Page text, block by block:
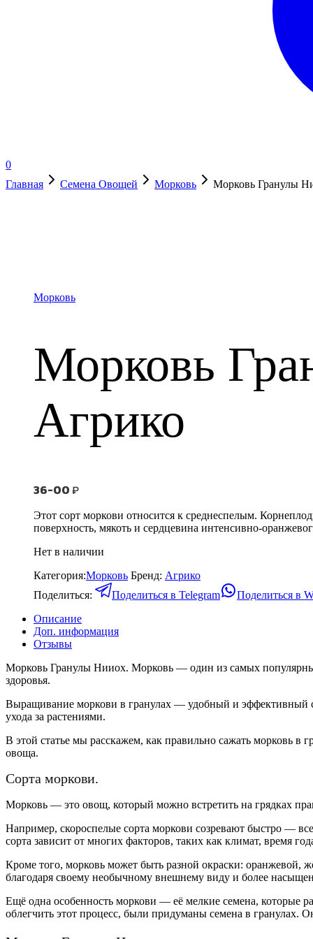
0
Главная
Семена Овощей Морковь Морковь Гранулы
Морковь
Морковь
Агрико
36-00₽
Этот сорт моркови относится к среднеспелым.
поверхность, мякоть и сердцевина интенсивно-
Нет в наличии
Категория:Морковь Бренд: Агрико
Поделиться:
Поделиться в Telegram
Поделиться в
Описание
Доп. информация
Отзывы
Морковь Гранулы Нииох. Морковь — один из самых
здоровья.
Выращивание моркови в гранулах — удобный и эффективный
ухода за растениями.
В этой статье мы расскажем, как правильно сажать морковь в
овоща.
Сорта моркови.
Морковь — это овощ, который можно встретить на грядках
Например, скороспелые сорта моркови созревают быстро —
сорта зависит от многих факторов, таких как климат, время
Кроме того, морковь может быть разной окраски: оранжевой,
благодаря своему необычному внешнему виду и более
Ещё одна особенность моркови — её мелкие семена, которые
облегчить этот процесс, были придуманы семена в гранулах.